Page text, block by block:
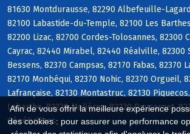
Afin de vous offrir la meilleure expérience
des cookies : pour assurer une performance
81630 Montdurausse, 82290 Albefeuille-
82100 Labastide-du-Temple, 82100 Les
82200 Lizac, 82700 Cordes-Tolosannes, 82300
Cayrac, 82440 Mirabel, 82440 Réalville, 82300
Bessens, 82370 Campsas, 82170 Fabas, 82370
82170 Monbéqui, 82370 Nohic, 82370 Orgueil,
Lafrançaise, 82130 Montastruc, 82130
Labarthe, 82220 Molières, 82220 Puycornet,
Génébrières